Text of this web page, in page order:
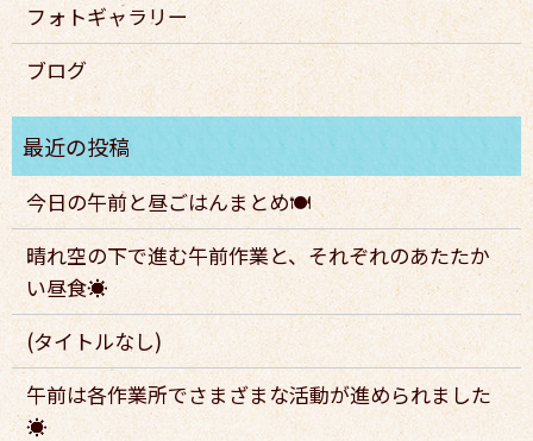
フォトギャラリー
ブログ
今日の午前と昼ごはんまとめ🍽️
晴れ空の下で進む午前作業と、それぞれのあたたか
い昼食☀️
(タイトルなし)
午前は各作業所でさまざまな活動が進められました
☀️